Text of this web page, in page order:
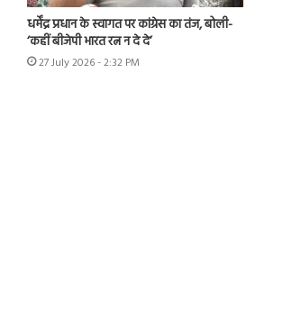
धर्मेंद्र प्रधान के स्वागत पर कांग्रेस का तंज, बोली-
‘कहीं बीजेपी भारत रत्न न दे दे’
27 July 2026 - 2:32 PM